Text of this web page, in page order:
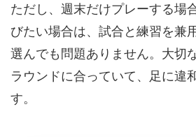
ただし、週末だけプレーする場
びたい場合は、試合と練習を兼
選んでも問題ありません。大切
ラウンドに合っていて、足に違
す。